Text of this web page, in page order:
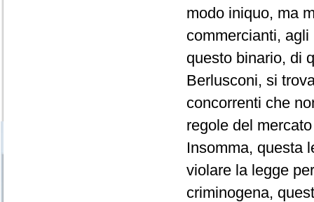
modo iniquo, ma
commercianti,
questo binario, di
Berlusconi, si
concorrenti che
regole del
Insomma, questa
violare la legge
criminogena,